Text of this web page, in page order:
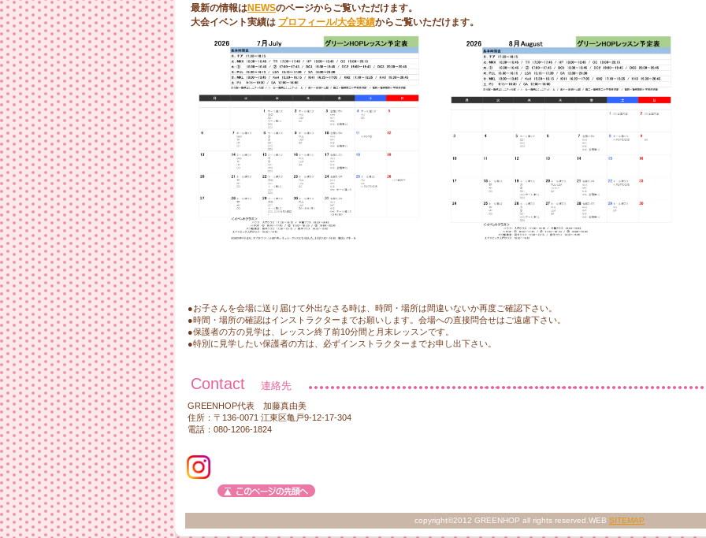
厚生労働省の発表にもあります通り、マスクの着用については、令和５年３月13日以降、
は個人の判断に委ねることになります。
グリーンHOPとしてもその意向に添い、マスク着用は個人の主体的な判断に任せます。
2023年2月26日 プロフィール/大会実績 を更新しました！
2023年2月14日 プロフィール/大会実績 を更新しました！
2023年2月5日 プロフィール/大会実績
2022年11月5日 プロフィール/大会実績 を更新しました！
2022年9月20日 を更新しました！
2022年8月28日 プロフィール/大会実績 を更新しました！
2022年7月10日 を更新しました！
2022年7月2日 を更新しました！
を更新しました！
2022年2月25日 プロフィール/大会実績 を更新しました！
2022年1月16日 プロフィール/大会実績を更新しました！
2022年もどうぞ宜しくお願いいたします。
引き続き基本的な感染症予防対策を講じながら、レッスンを行って参ります。
2021年11月29日
プロフィール/大会実績を更新しました！
最新の情報はNEWSのページからご覧いただけます。
大会イベント実績は プロフィール/大会実績からご覧いただけます。
●お子さんを会場に送り届けて外出なさる時は、時間・場所は間違いないか再度ご確認下さい。
●時間・場所の確認はインストラクターまでお願いします。会場への直接問合せはご遠慮下さい。
●保護者の方の見学は、レッスン終了前10分間と月末レッスンです。
●特別に見学したい保護者の方は、必ずインストラクターまでお申し出下さい。
Contact 連絡先
GREENHOP代表 加藤真由美
住所：〒136-0071 江東区亀戸9-12-17-304
電話：080-1206-1824
copyright©2012 GREENHOP all rights reserved.WEB SITEMAP